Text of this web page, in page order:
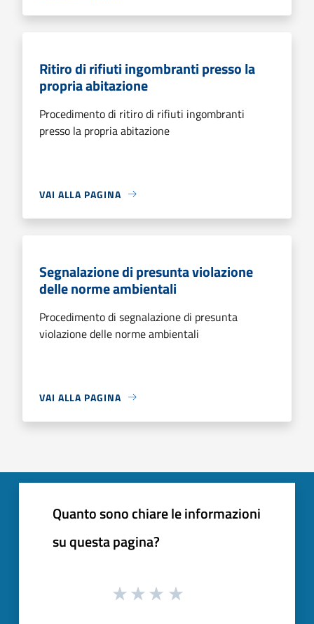
Ritiro di rifiuti ingombranti presso la
propria abitazione
Procedimento di ritiro di rifiuti ingombranti
presso la propria abitazione
VAI ALLA PAGINA
Segnalazione di presunta violazione
delle norme ambientali
Procedimento di segnalazione di presunta
violazione delle norme ambientali
VAI ALLA PAGINA
Quanto sono chiare le informazioni
su questa pagina?